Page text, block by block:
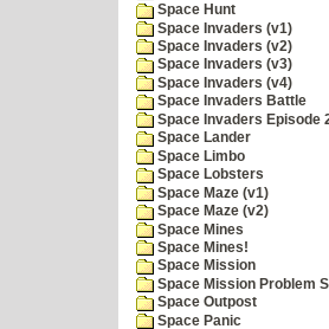
Space Hunt
Space Invaders (v1)
Space Invaders (v2)
Space Invaders (v3)
Space Invaders (v4)
Space Invaders Battle
Space Invaders Episode
Space Lander
Space Limbo
Space Lobsters
Space Maze (v1)
Space Maze (v2)
Space Mines
Space Mines!
Space Mission
Space Mission Problem
Space Outpost
Space Panic